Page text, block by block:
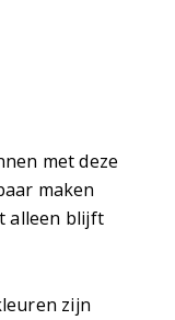
met deze
maken
alleen blijft
zijn